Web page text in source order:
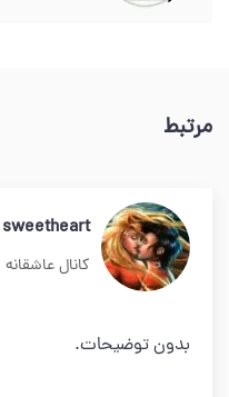
مرتبط
sweetheart
کانال عاشقانه
بدون توضیحات.